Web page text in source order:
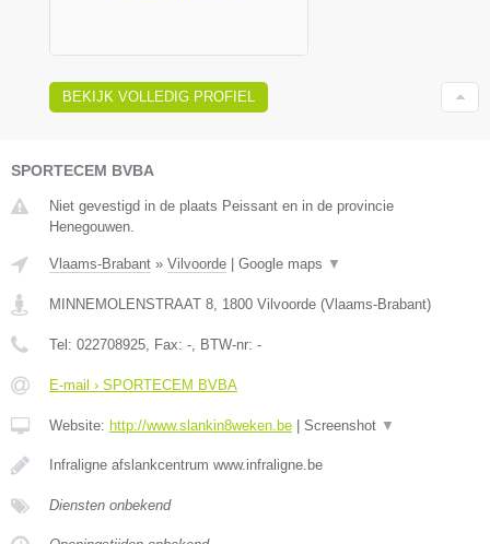
BEKIJK VOLLEDIG PROFIEL
SPORTECEM BVBA
Niet gevestigd in de plaats Peissant en in de provincie
Henegouwen.
Vlaams-Brabant » Vilvoorde Google maps ▼
MINNEMOLENSTRAAT 8, 1800 Vilvoorde (Vlaams-Brabant)
Tel: 022708925, Fax: -, BTW-nr: -
E-mail › SPORTECEM BVBA
Website: http://www.slankin8weken.be Screenshot ▼
Infraligne afslankcentrum www.infraligne.be
Diensten onbekend